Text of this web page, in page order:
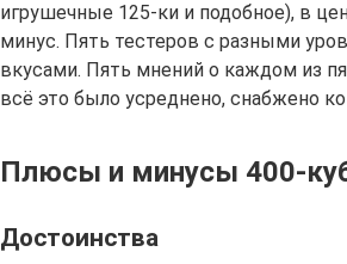
игрушечные 125-ки и подобное), в
минус. Пять тестеров с разными
вкусами. Пять мнений о каждом из
всё это было усреднено, снабжено
Плюсы и минусы 400-
Достоинства